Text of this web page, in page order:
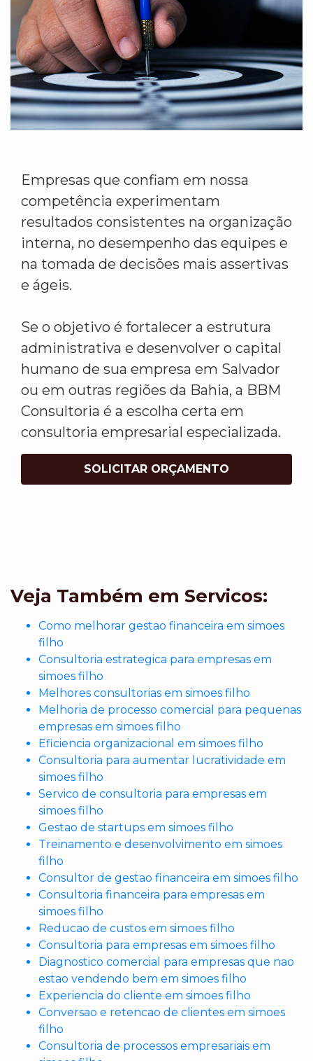
Empresas que confiam em nossa
competência experimentam
resultados consistentes na organização
interna, no desempenho das equipes e
na tomada de decisões mais assertivas
e ágeis.
Se o objetivo é fortalecer a estrutura
administrativa e desenvolver o capital
humano de sua empresa em Salvador
ou em outras regiões da Bahia, a BBM
Consultoria é a escolha certa em
consultoria empresarial especializada.
SOLICITAR ORÇAMENTO
Veja Também em Servicos:
Como melhorar gestao financeira em simoes
filho
Consultoria estrategica para empresas em
simoes filho
Melhores consultorias em simoes filho
Melhoria de processo comercial para pequenas
empresas em simoes filho
Eficiencia organizacional em simoes filho
Consultoria para aumentar lucratividade em
simoes filho
Servico de consultoria para empresas em
simoes filho
Gestao de startups em simoes filho
Treinamento e desenvolvimento em simoes
filho
Consultor de gestao financeira em simoes filho
Consultoria financeira para empresas em
simoes filho
Reducao de custos em simoes filho
Consultoria para empresas em simoes filho
Diagnostico comercial para empresas que nao
estao vendendo bem em simoes filho
Experiencia do cliente em simoes filho
Conversao e retencao de clientes em simoes
filho
Consultoria de processos empresariais em